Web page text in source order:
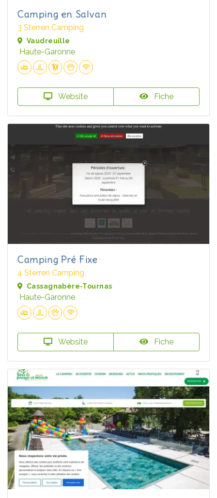
Camping en Salvan
3 Sterren Camping
Vaudreuille
Haute-Garonne
Website Fiche
Camping Pré Fixe
4 Sterren Camping
Cassagnabère-Tournas
Haute-Garonne
Website Fiche